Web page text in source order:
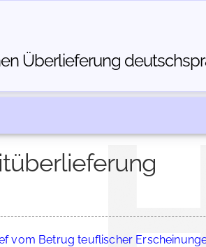
Über­lieferung
vom Betrug teuflischer